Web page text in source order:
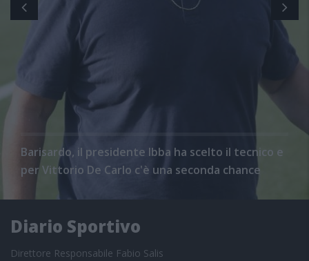
Barisardo, il presidente Ibba ha scelto il tecnico e
per Vittorio De Carlo c'è una seconda chance
Diario Sportivo
Direttore Responsabile Fabio Salis